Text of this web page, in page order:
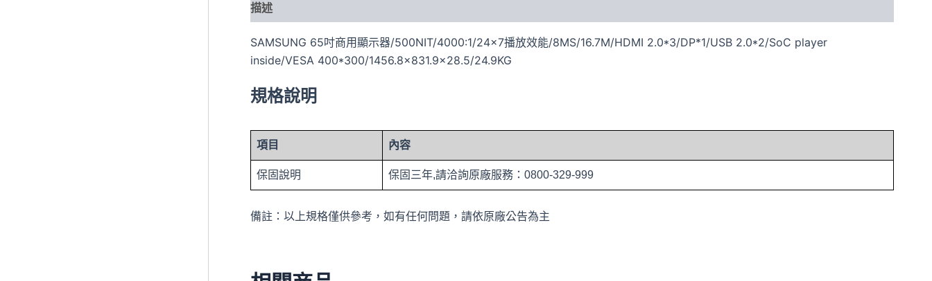
描述
SAMSUNG 65吋商用顯示器/500NIT/4000:1/24×7播放效能/8MS/16.7M/HDMI 2.0*3/DP*1/USB 2.0*2/SoC player
inside/VESA 400*300/1456.8×831.9×28.5/24.9KG
規格說明
項目 內容
保固說明 保固三年,請洽詢原廠服務：0800-329-999
備註：以上規格僅供參考，如有任何問題，請依原廠公告為主